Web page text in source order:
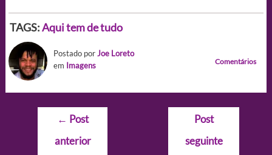
TAGS:Aqui tem de tudo
Postado porJoe Loreto
em Imagens Comentários
Navegação
Post
← Post
anterior
Post
seguinte